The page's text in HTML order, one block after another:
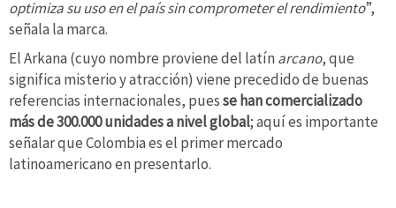
optimiza su uso en el país sin comprometer el rendimiento”,
señala la marca.
El Arkana (cuyo nombre proviene del latín arcano, que
significa misterio y atracción) viene precedido de buenas
referencias internacionales, puesse han comercializado
más de 300.000 unidades a nivel global; aquí es importante
señalar que Colombia es el primer mercado
latinoamericano en presentarlo.